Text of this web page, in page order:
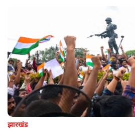
झारखंड